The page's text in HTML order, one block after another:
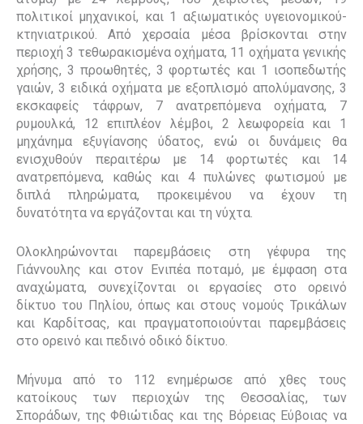
πολιτικοί μηχανικοί, και 1 αξιωματικός υγειονομικού-
κτηνιατρικού. Από χερσαία μέσα βρίσκονται στην
περιοχή 3 τεθωρακισμένα οχήματα, 11 οχήματα γενικής
χρήσης, 3 προωθητές, 3 φορτωτές και 1 ισοπεδωτής
γαιών, 3 ειδικά οχήματα με εξοπλισμό απολύμανσης, 3
εκσκαφείς τάφρων, 7 ανατρεπόμενα οχήματα, 7
ρυμουλκά, 12 επιπλέον λέμβοι, 2 λεωφορεία και 1
μηχάνημα εξυγίανσης ύδατος, ενώ οι δυνάμεις θα
ενισχυθούν περαιτέρω με 14 φορτωτές και 14
ανατρεπόμενα, καθώς και 4 πυλώνες φωτισμού με
διπλά πληρώματα, προκειμένου να έχουν τη
δυνατότητα να εργάζονται και τη νύχτα.
Ολοκληρώνονται παρεμβάσεις στη γέφυρα της
Γιάννουλης και στον Ενιπέα ποταμό, με έμφαση στα
αναχώματα, συνεχίζονται οι εργασίες στο ορεινό
δίκτυο του Πηλίου, όπως και στους νομούς Τρικάλων
και Καρδίτσας, και πραγματοποιούνται παρεμβάσεις
στο ορεινό και πεδινό οδικό δίκτυο.
Μήνυμα από το 112 ενημέρωσε από χθες τους
κατοίκους των περιοχών της Θεσσαλίας, των
Σποράδων, της Φθιώτιδας και της Βόρειας Εύβοιας να